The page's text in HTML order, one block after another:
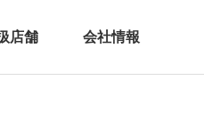
店舗 会社情報